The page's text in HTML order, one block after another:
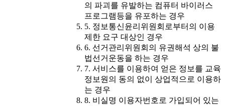
의 파괴를 유발하는 컴퓨터 바이러스
프로그램등을 유포하는 경우
5. 정보통신윤리위원회로부터의 이용
제한 요구 대상인 경우
6. 선거관리위원회의 유권해석 상의 불
법선거운동을 하는 경우
7. 서비스를 이용하여 얻은 정보를 교육
정보원의 동의 없이 상업적으로 이용하
는 경우
8. 비실명 이용자번호로 가입되어 있는